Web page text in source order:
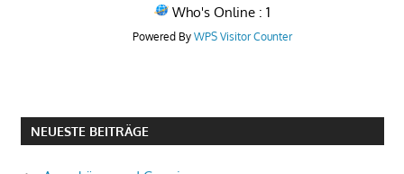
Who's Online : 1
Powered By WPS Visitor Counter
NEUESTE BEITRÄGE